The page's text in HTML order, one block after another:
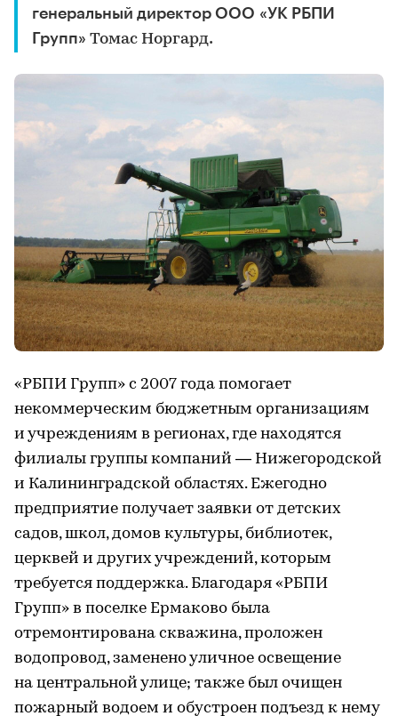
генеральный директор ООО «УК РБПИ
Групп» Томас Норгард.
«РБПИ Групп» с 2007 года помогает
некоммерческим бюджетным организациям
и учреждениям в регионах, где находятся
филиалы группы компаний — Нижегородской
и Калининградской областях. Ежегодно
предприятие получает заявки от детских
садов, школ, домов культуры, библиотек,
церквей и других учреждений, которым
требуется поддержка. Благодаря «РБПИ
Групп» в поселке Ермаково была
отремонтирована скважина, проложен
водопровод, заменено уличное освещение
на центральной улице; также был очищен
пожарный водоем и обустроен подъезд к нему